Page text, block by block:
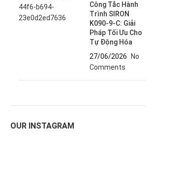
Công Tắc Hành
Trình SIRON
K090-9-C: Giải
Pháp Tối Ưu Cho
Tự Động Hóa
27/06/2026
No
Comments
OUR INSTAGRAM